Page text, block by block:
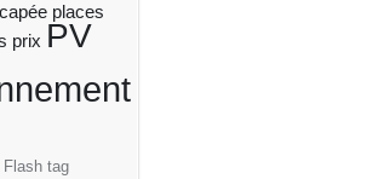
places
prix PV
tag